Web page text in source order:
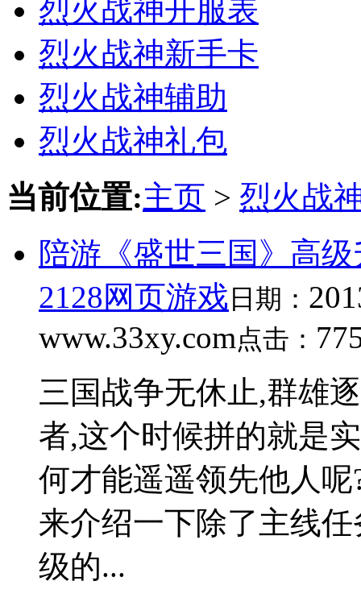
烈火战神开服表
烈火战神新手卡
烈火战神辅助
烈火战神礼包
当前位置:主页 > 烈火战
陪游《盛世三国》高
2128网页游戏 日期：
www.33xy.com点击：
三国战争无休止,群雄
者,这个时候拼的就是
何才能遥遥领先他人
来介绍一下除了主线
级的...